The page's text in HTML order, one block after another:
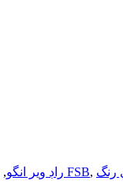
راڊ وير انگو, راڊ گائيڊ رنگ FSB, رنگ